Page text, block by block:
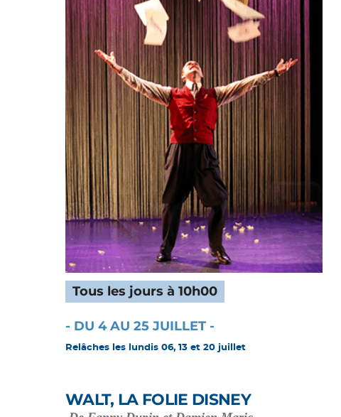
Tous les jours à 10h00
- DU 4 AU 25 JUILLET -
Relâches les lundis 06, 13 et 20 juillet
WALT, LA FOLIE DISNEY